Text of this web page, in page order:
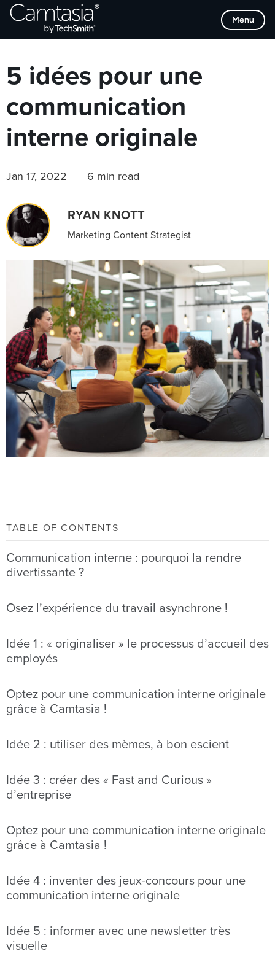
Passer
directement
Menu
Browse Categories
5 idées pour une
communication
interne originale
Jan 17, 2022 6 min read
RYAN KNOTT
Marketing Content Strategist
TABLE OF CONTENTS
Communication interne : pourquoi la rendre
divertissante ?
Osez l’expérience du travail asynchrone !
Idée 1 : « originaliser » le processus d’accueil des
employés
Optez pour une communication interne originale
grâce à Camtasia !
Idée 2 : utiliser des mèmes, à bon escient
Idée 3 : créer des « Fast and Curious »
d’entreprise
Optez pour une communication interne originale
grâce à Camtasia !
Idée 4 : inventer des jeux-concours pour une
communication interne originale
Idée 5 : informer avec une newsletter très
visuelle